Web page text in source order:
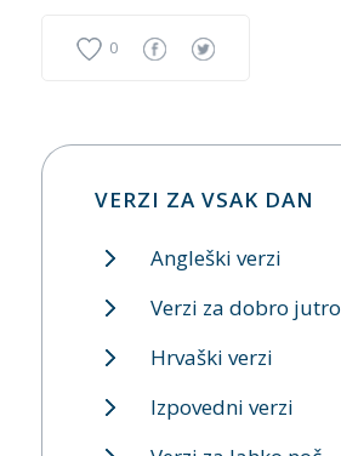
0
VERZI ZA VSAK DAN
Angleški verzi
Verzi za dobro jutro
Hrvaški verzi
Izpovedni verzi